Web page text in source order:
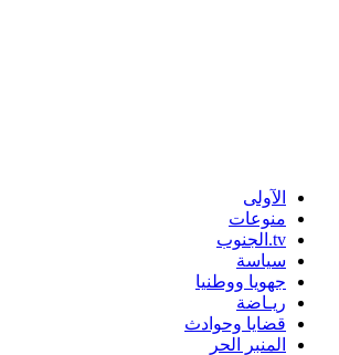
الآولى
منوعات
tv.الجنوب
سياسة
جهويا ووطنيا
ريـاضة
قضايا وحوادث
المنبر الحر